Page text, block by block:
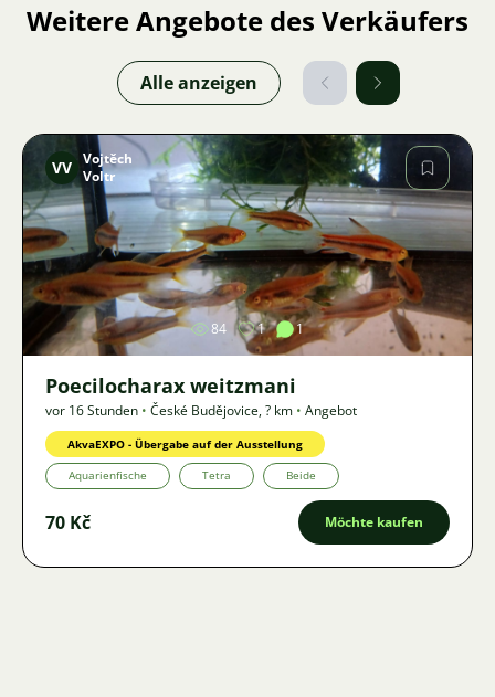
Weitere Angebote des Verkäufers
Alle anzeigen
Bild
VV Vojtěch
Voltr
84 1 1
Poecilocharax weitzmani
vor 16 Stunden • České Budějovice,? km • Angebot
AkvaEXPO - Übergabe auf der Ausstellung
Aquarienfische Tetra Beide
70 Kč Möchte kaufen